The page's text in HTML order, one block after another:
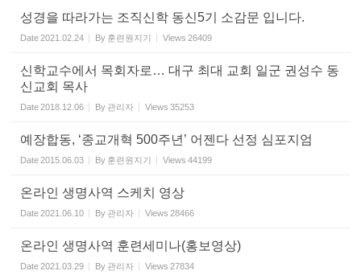
성경을 따라가는 조직신학 동신5기 소감문 입니다.
Date 2021.02.24 By 훈련원지기 Views 26409
신학교수에서 목회자로… 대구 최대 교회 일군 권성수 동
신교회 목사
Date 2018.12.06 By 관리자 Views 35253
예장합동, ‘종교개혁 500주년’ 어젠다 선정 심포지엄
Date 2015.06.03 By 훈련원지기 Views 44199
온라인 생명사역 스케치 영상
Date 2021.06.10 By 관리자 Views 28466
온라인 생명사역 훈련세미나(홍보영상)
Date 2021.03.29 By 관리자 Views 27834